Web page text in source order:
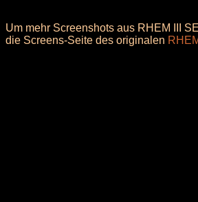
Um mehr Screenshots aus RHEM III
die Screens-Seite des originalen